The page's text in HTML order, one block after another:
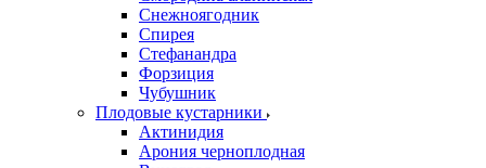
Снежноягодник
Спирея
Стефанандра
Форзиция
Чубушник
Плодовые кустарники
Актинидия
Арония черноплодная